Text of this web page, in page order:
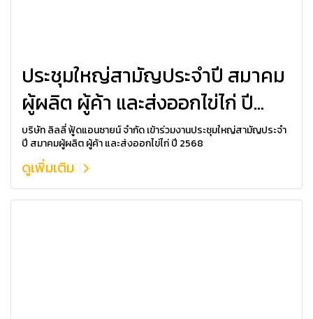
ประชุมใหญ่สามัญประจำปี สมาคม
ผู้ผลิต ผู้ค้า และส่งออกไข่ไก่ ปี
2568
บริษัท ลิลลี่ ฟู้ดแอนซายน์ จำกัด เข้าร่วมงานประชุมใหญ่สามัญประจำ
ปี สมาคมผู้ผลิต ผู้ค้า และส่งออกไข่ไก่ ปี 2568
ดูเพิ่มเติม